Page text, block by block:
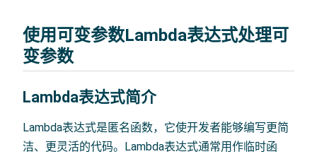
使用可变参数Lambda表达式处理可
变参数
Lambda表达式简介
Lambda表达式是匿名函数，它使开发者能够编写更简
洁、更灵活的代码。Lambda表达式通常用作临时函